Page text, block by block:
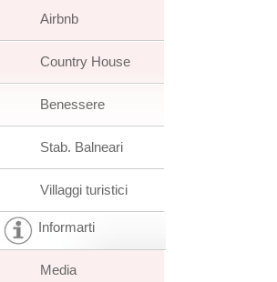
Airbnb
Country House
Benessere
Stab. Balneari
Villaggi turistici
Informarti
Media